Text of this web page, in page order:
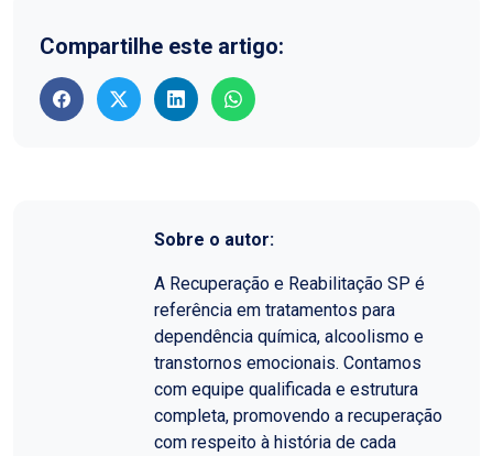
Compartilhe este artigo:
Sobre o autor:
A Recuperação e Reabilitação SP é
referência em tratamentos para
dependência química, alcoolismo e
transtornos emocionais. Contamos
com equipe qualificada e estrutura
completa, promovendo a recuperação
com respeito à história de cada